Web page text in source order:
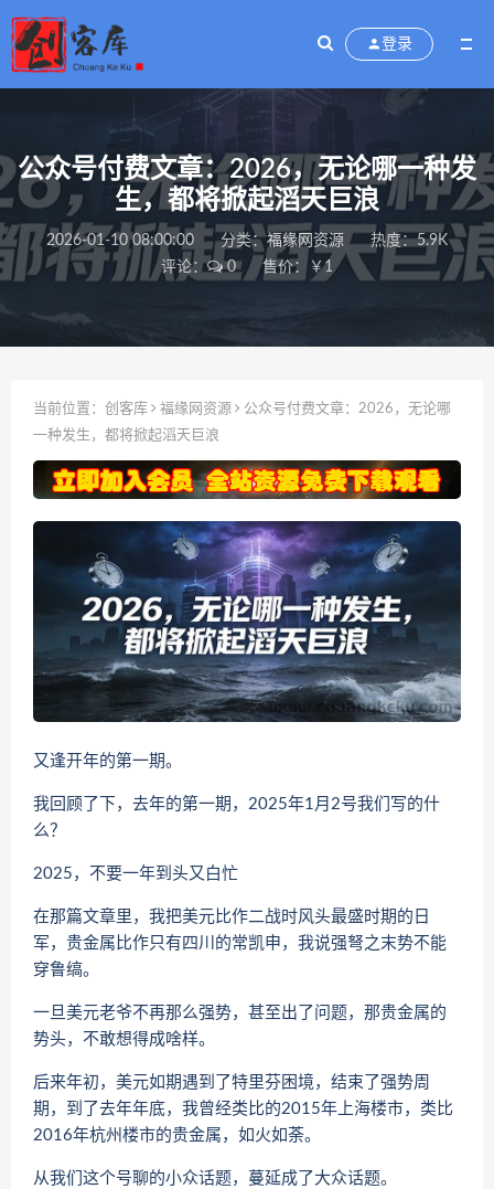
登录
公众号付费文章：2026，无论哪一种发
生，都将掀起滔天巨浪
2026-01-10 08:00:00 分类：福缘网资源
热度：5.9K
评论：
0 售价：￥1
当前位置： 创客库 福缘网资源
公众号付费文章：2026，无论哪
一种发生，都将掀起滔天巨浪
又逢开年的第一期。
我回顾了下，去年的第一期，2025年1月2号我们写的什
么？
2025，不要一年到头又白忙
在那篇文章里，我把美元比作二战时风头最盛时期的日
军，贵金属比作只有四川的常凯申，我说强弩之末势不能
穿鲁缟。
一旦美元老爷不再那么强势，甚至出了问题，那贵金属的
势头，不敢想得成啥样。
后来年初，美元如期遇到了特里芬困境，结束了强势周
期，到了去年年底，我曾经类比的2015年上海楼市，类比
2016年杭州楼市的贵金属，如火如荼。
从我们这个号聊的小众话题，蔓延成了大众话题。